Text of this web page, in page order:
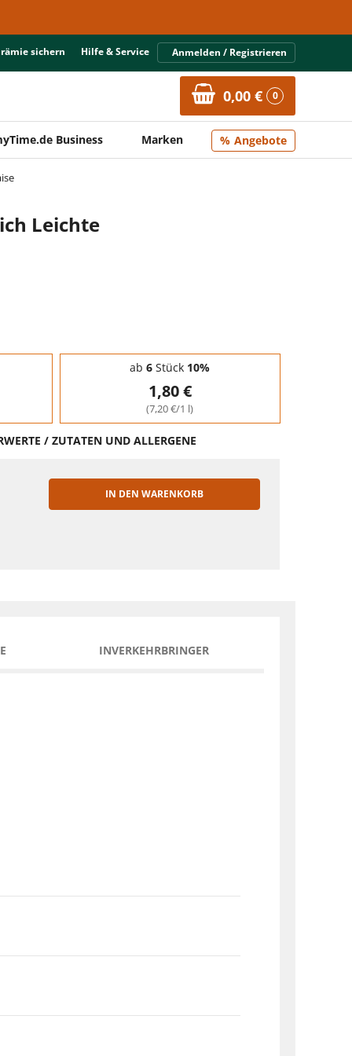
sichern Hilfe & Service Anmelden / Registrieren
0,00 € 0
Business Marken Angebote
Leichte
ab 6 Stück 10%
1,80 €
(7,20 €/1 l)
/ ZUTATEN UND ALLERGENE
IN DEN WARENKORB
INVERKEHRBRINGER